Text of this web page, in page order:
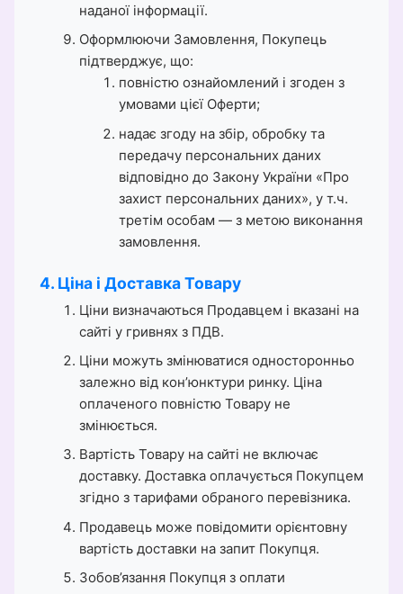
наданої інформації.
Оформлюючи Замовлення, Покупець
підтверджує, що:
повністю ознайомлений і згоден з
умовами цієї Оферти;
надає згоду на збір, обробку та
передачу персональних даних
відповідно до Закону України «Про
захист персональних даних», у т.ч.
третім особам — з метою виконання
замовлення.
4. Ціна і Доставка Товару
Ціни визначаються Продавцем і вказані на
сайті у гривнях з ПДВ.
Ціни можуть змінюватися односторонньо
залежно від кон’юнктури ринку. Ціна
оплаченого повністю Товару не
змінюється.
Вартість Товару на сайті не включає
доставку. Доставка оплачується Покупцем
згідно з тарифами обраного перевізника.
Продавець може повідомити орієнтовну
вартість доставки на запит Покупця.
Зобов’язання Покупця з оплати